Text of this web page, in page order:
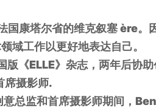
康塔尔省的维克叙塞 ère。
域工作以更好地表达自己。
《ELLE》杂志，两年后协
席摄影师.
总监和首席摄影师期间，